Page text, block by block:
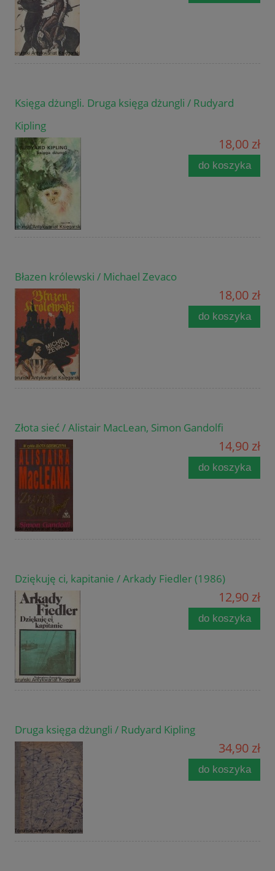
Księga dżungli. Druga księga dżungli / Rudyard
Kipling
18,00 zł
do koszyka
Błazen królewski / Michael Zevaco
18,00 zł
do koszyka
Złota sieć / Alistair MacLean, Simon Gandolfi
14,90 zł
do koszyka
Dziękuję ci, kapitanie / Arkady Fiedler (1986)
12,90 zł
do koszyka
Druga księga dżungli / Rudyard Kipling
34,90 zł
do koszyka